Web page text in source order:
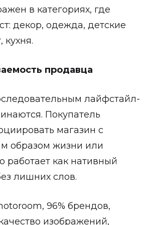
в категориях, где
декор, одежда, детские
кухня.
продавца
лайфстайл-
Покупатель
магазин с
образом жизни или
работает как нативный
лишних слов.
96% брендов,
изображений,